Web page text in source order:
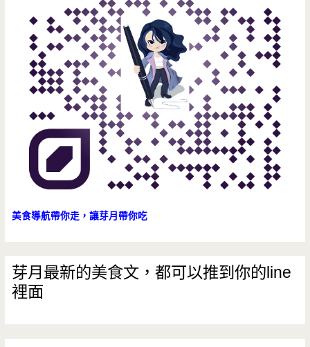
美食導航帶你走，讓芽月帶你吃
芽月最新的美食文，都可以推到你的line
裡面